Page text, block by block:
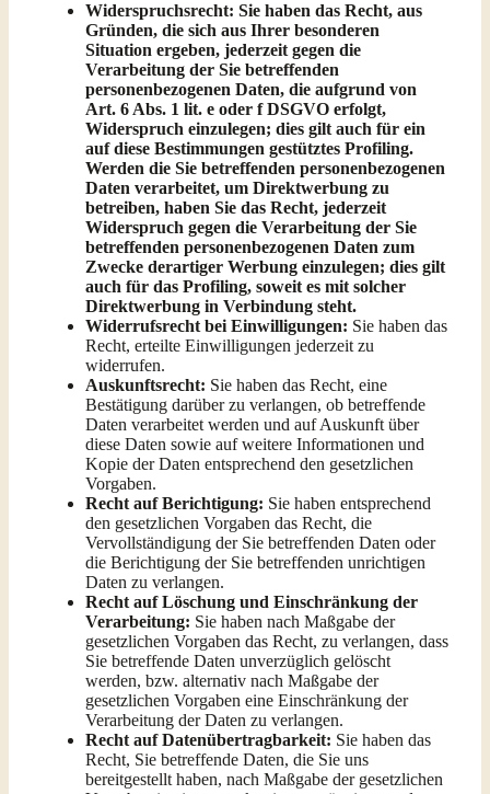
Widerspruchsrecht: Sie haben das Recht, aus
Gründen, die sich aus Ihrer besonderen
Situation ergeben, jederzeit gegen die
Verarbeitung der Sie betreffenden
personenbezogenen Daten, die aufgrund von
Art. 6 Abs. 1 lit. e oder f DSGVO erfolgt,
Widerspruch einzulegen; dies gilt auch für ein
auf diese Bestimmungen gestütztes Profiling.
Werden die Sie betreffenden personenbezogenen
Daten verarbeitet, um Direktwerbung zu
betreiben, haben Sie das Recht, jederzeit
Widerspruch gegen die Verarbeitung der Sie
betreffenden personenbezogenen Daten zum
Zwecke derartiger Werbung einzulegen; dies gilt
auch für das Profiling, soweit es mit solcher
Direktwerbung in Verbindung steht.
Widerrufsrecht bei Einwilligungen: Sie haben das
Recht, erteilte Einwilligungen jederzeit zu
widerrufen.
Auskunftsrecht: Sie haben das Recht, eine
Bestätigung darüber zu verlangen, ob betreffende
Daten verarbeitet werden und auf Auskunft über
diese Daten sowie auf weitere Informationen und
Kopie der Daten entsprechend den gesetzlichen
Vorgaben.
Recht auf Berichtigung: Sie haben entsprechend
den gesetzlichen Vorgaben das Recht, die
Vervollständigung der Sie betreffenden Daten oder
die Berichtigung der Sie betreffenden unrichtigen
Daten zu verlangen.
Recht auf Löschung und Einschränkung der
Verarbeitung: Sie haben nach Maßgabe der
gesetzlichen Vorgaben das Recht, zu verlangen, dass
Sie betreffende Daten unverzüglich gelöscht
werden, bzw. alternativ nach Maßgabe der
gesetzlichen Vorgaben eine Einschränkung der
Verarbeitung der Daten zu verlangen.
Recht auf Datenübertragbarkeit: Sie haben das
Recht, Sie betreffende Daten, die Sie uns
bereitgestellt haben, nach Maßgabe der gesetzlichen